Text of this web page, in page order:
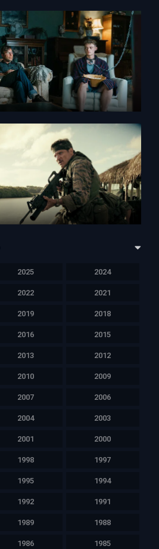
2025 2024
2022 2021
2019 2018
2016 2015
2013 2012
2010 2009
2007 2006
2004 2003
2001 2000
1998 1997
1995 1994
1992 1991
1989 1988
1986 1985